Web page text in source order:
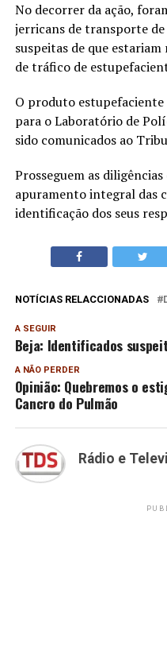
No decorrer da ação,
jerricans de transporte
suspeitas de que
de tráfico de
O produto
para o Laboratório de
sido comunicados ao
Prosseguem as
apuramento integral das
identificação dos seus
NOTÍCIAS RELACCIONADAS
A SEGUIR
Beja: Identificados
A NÃO PERDER
Opinião: Quebremos o
Cancro do Pulmão
Rádio e